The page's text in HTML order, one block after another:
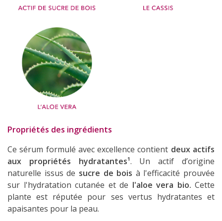
Propriétés des ingrédients
Ce sérum formulé avec excellence contient deux actifs
aux propriétés hydratantes¹. Un actifd’origine
naturelle issus de sucre de bois à l'efficacité prouvée
sur l'hydratation cutanée et de l'aloe vera bio. Cette
plante est réputée pour ses vertus hydratantes et
apaisantes pour la peau.